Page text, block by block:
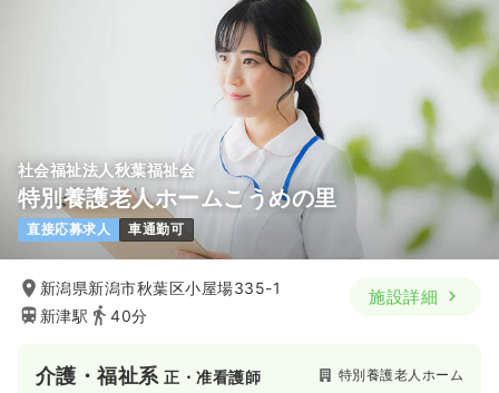
社会福祉法人秋葉福祉会
特別養護老人ホームこうめの里
直接応募求人 車通勤可
新潟県新潟市秋葉区小屋場335-1
新津駅
40分
施設詳細
介護・福祉系正・准看護師 特別養護老人ホーム